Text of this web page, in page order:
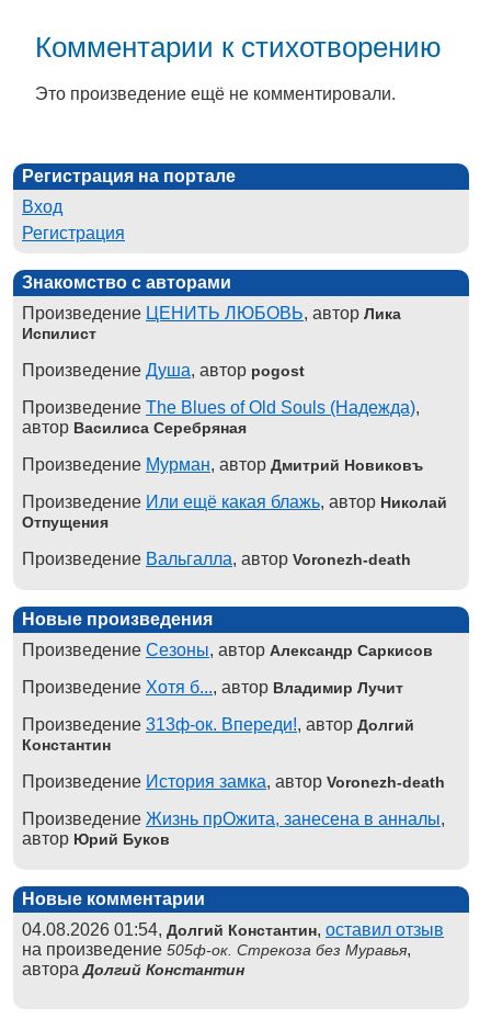
Комментарии к стихотворению
Это произведение ещё не комментировали.
Регистрация на портале
Вход
Регистрация
Знакомство с авторами
Произведение ЦЕНИТЬ ЛЮБОВЬ, автор Лика
Испилист
Произведение Душа, автор pogost
Произведение The Blues of Old Souls (Надежда),
автор Василиса Серебряная
Произведение Мурман, автор Дмитрий Новиковъ
Произведение Или ещё какая блажь, автор Николай
Отпущения
Произведение Вальгалла, автор Voronezh-death
Новые произведения
Произведение Сезоны, автор Александр Саркисов
Произведение Хотя б..., автор Владимир Лучит
Произведение 313ф-ок. Впереди!, автор Долгий
Константин
Произведение История замка, автор Voronezh-death
Произведение Жизнь прОжита, занесена в анналы,
автор Юрий Буков
Новые комментарии
04.08.2026 01:54, Долгий Константин, оставил отзыв
на произведение 505ф-ок. Стрекоза без Муравья,
автораДолгий Константин